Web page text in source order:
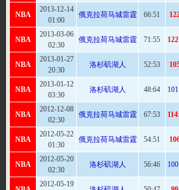
NBA
2013-12-14
01:00
俄克拉荷马城雷霆 66:51
NBA
2013-03-06
02:30
俄克拉荷马城雷霆 71:55 122
NBA
2013-01-27
20:30
洛杉矶湖人 52:53
NBA
2013-01-12
03:30
洛杉矶湖人 48:64
NBA
2012-12-08
02:30
俄克拉荷马城雷霆 67:53 114
NBA
2012-05-22
01:30
俄克拉荷马城雷霆 54:51
NBA
2012-05-20
02:30
洛杉矶湖人 56:46
2012-05-19